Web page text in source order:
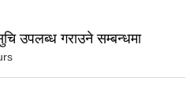
उपलब्ध गराउने सम्बन्धमा